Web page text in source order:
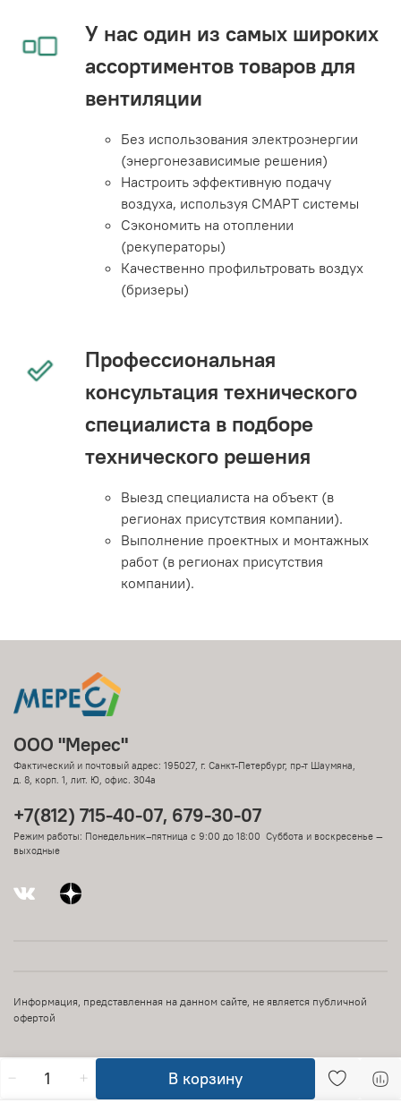
В корзину
У нас один из самых широких
ассортиментов товаров для
вентиляции
Без использования электроэнергии
(энергонезависимые решения)
Настроить эффективную подачу
воздуха, используя СМАРТ системы
Сэкономить на отоплении
(рекуператоры)
Качественно профильтровать воздух
(бризеры)
Профессиональная
консультация технического
специалиста в подборе
технического решения
Выезд специалиста на объект (в
регионах присутствия компании).
Выполнение проектных и монтажных
работ (в регионах присутствия
компании).
ООО "Мерес"
Фактический и почтовый адрес: 195027, г. Санкт-Петербург, пр-т Шаумяна,
д. 8, корп. 1, лит. Ю, офис. 304а
+7(812) 715-40-07, 679-30-07
Режим работы: Понедельник–пятница с 9:00 до 18:00 Суббота и воскресенье —
выходные
Информация, представленная на данном сайте, не является публичной
офертой